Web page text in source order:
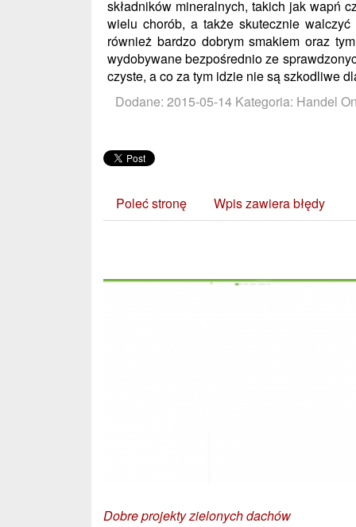
składników mineralnych, takich jak wapń
wielu chorób, a także skutecznie
również bardzo dobrym smakiem oraz
wydobywane bezpośrednio ze
czyste, a co za tym idzie nie są szkodliwe
Dodane: 2015-05-14 Kategoria: Handel
Poleć stronę Wpis zawiera błędy
Dobre projekty zielonych dachów